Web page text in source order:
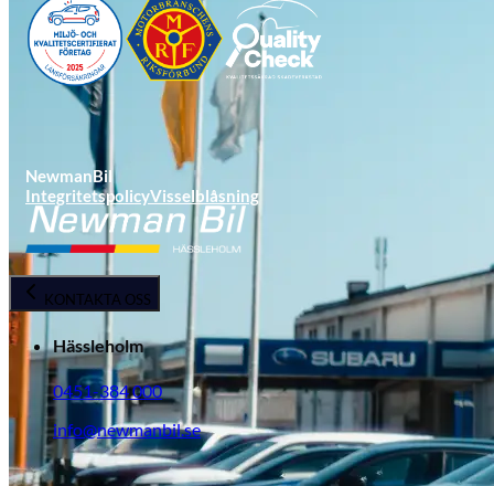
Opel
NewmanBil
IntegritetspolicyVisselblåsning
KONTAKTA OSS
Hässleholm
0451-384 000
info@newmanbil.se